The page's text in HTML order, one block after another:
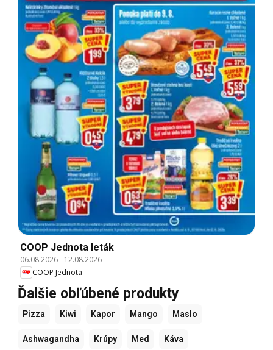
COOP Jednota leták
06.08.2026- 12.08.2026
COOP Jednota
Ďalšie obľúbené produkty
Pizza Kiwi Kapor Mango Maslo
Ashwagandha Krúpy Med Káva